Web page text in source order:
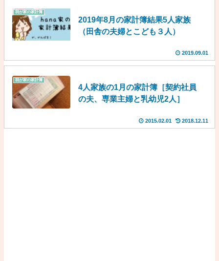
我が家の家計簿
2019年8月の家計簿結果5人家族
（田舎の夫婦とこども３人）
2019.09.01
我が家の家計簿
4人家族の1月の家計簿［契約社員
の夫、専業主婦と乳幼児2人］
2015.02.01 2018.12.11